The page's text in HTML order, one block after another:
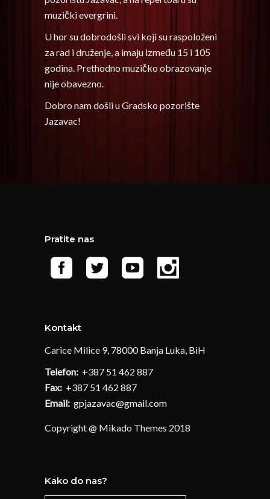
muzički evergrini.
U hor su dobrodošli svi koji su raspoloženi
za rad i druženje, a imaju između 15 i 105
godina. Prethodno muzičko obrazovanje
nije obavezno.
Dobro nam došli u Gradsko pozorište
Jazavac!
Pratite nas
Kontakt
Carice Milice 9, 78000 Banja Luka, BiH
Telefon: +387 51 462 887
Fax: +387 51 462 887
Email: gpjazavac@gmail.com
Copyright @ Mikado Themes 2018
Kako do nas?